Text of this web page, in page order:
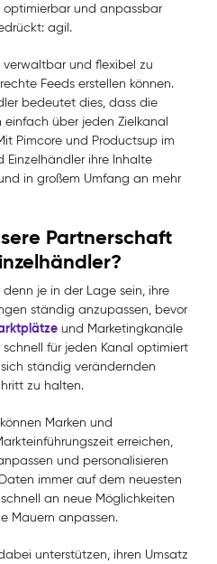
und anpassbar
agil.
verwaltbar und flexibel zu
Feeds erstellen können.
bedeutet dies, dass die
über jeden Zielkanal
Pimcore und Productsup im
Einzelhändler ihre Inhalte
in großem Umfang an mehr
Partnerschaft
je in der Lage sein, ihre
ständig anzupassen, bevor
und Marketingkanäle
für jeden Kanal optimiert
ständig verändernden
zu halten.
Marken und
erreichen,
und personalisieren
immer auf dem neuesten
an neue Möglichkeiten
Mauern anpassen.
unterstützen, ihren Umsatz